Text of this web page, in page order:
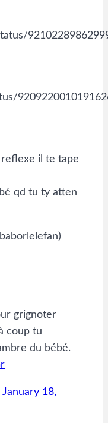
il te tape
qd tu ty atten
grignoter
coup tu
du bébé.
January 18,